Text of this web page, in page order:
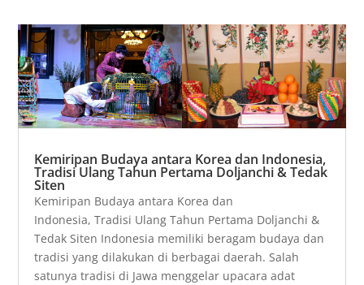
Kemiripan Budaya antara Korea dan Indonesia,
Tradisi Ulang Tahun Pertama Doljanchi & Tedak
Siten
Kemiripan Budaya antara Korea dan
Indonesia, Tradisi Ulang Tahun Pertama Doljanchi &
Tedak Siten Indonesia memiliki beragam budaya dan
tradisi yang dilakukan di berbagai daerah. Salah
satunya tradisi di Jawa menggelar upacara adat